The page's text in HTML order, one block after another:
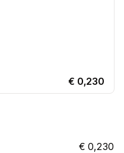
€ 0,230
€ 0,230